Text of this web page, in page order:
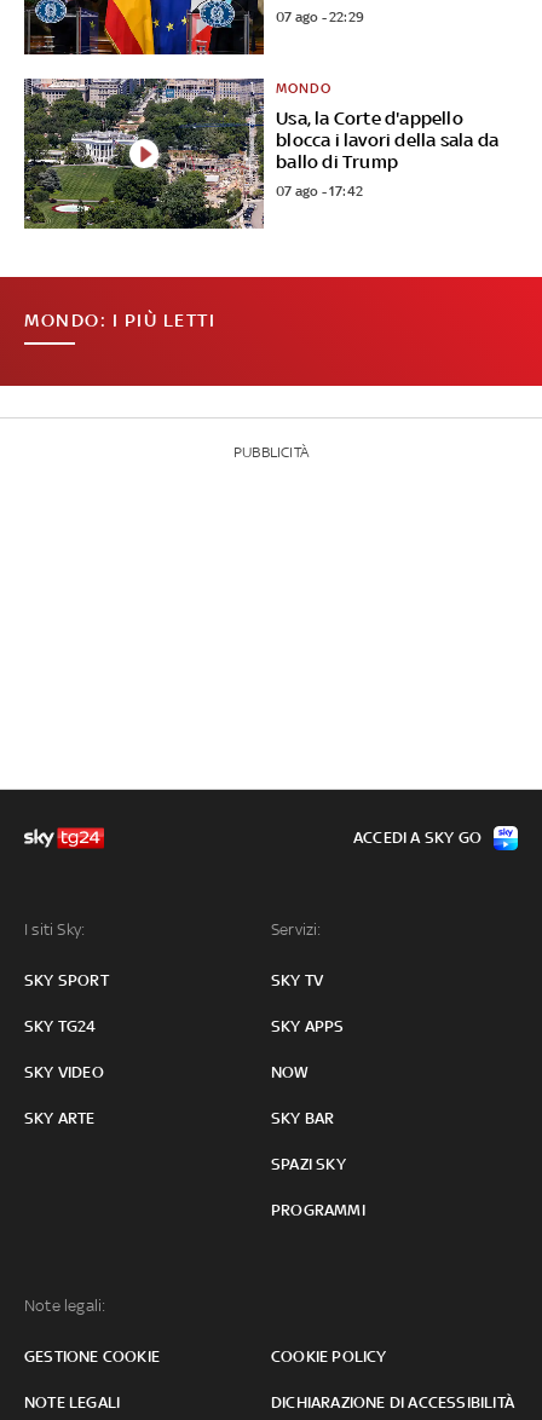
07 ago - 22:29
Usa, la Corte d'appello
blocca i lavori della sala da
ballo di Trump
MONDO
07 ago - 17:42
MONDO: I PIÙ LETTI
PUBBLICITÀ
I siti Sky:
SKY SPORT
SKY TG24
SKY VIDEO
SKY ARTE
Servizi:
SKY TV
SKY APPS
NOW
SKY BAR
SPAZI SKY
PROGRAMMI
Note legali:
GESTIONE COOKIE COOKIE POLICY
NOTE LEGALI DICHIARAZIONE DI ACCESSIBILITÀ
ACCEDI A SKY GO